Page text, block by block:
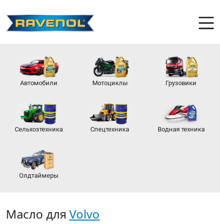
Автомобили Мотоциклы Грузовики
Сельхозтехника Спецтехника Водная техника
Олдтаймеры
Масло для Volvo